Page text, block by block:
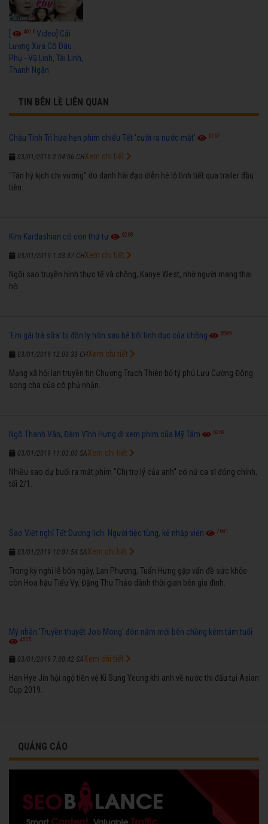
[ 4016Video] Cải
Lương Xưa Cô Dâu
Phụ - Vũ Linh, Tài Linh,
Thanh Ngân
TIN BÊN LỀ LIÊN QUAN
Châu Tinh Trì hứa hẹn phim chiếu Tết 'cười ra nước mắt' 6767
03/01/2019 2:04:06 CH
"Tân hỷ kịch chi vương" do danh hài đạo diễn hé lộ tình tiết qua trailer đầu
tiên.
Xem chi tiết
Kim Kardashian có con thứ tư 6268
03/01/2019 1:03:37 CH
Ngôi sao truyền hình thực tế và chồng, Kanye West, nhờ người mang thai
hộ.
Xem chi tiết
'Em gái trà sữa' bị đồn ly hôn sau bê bối tình dục của chồng 6589
03/01/2019 12:03:33 CH
Mạng xã hội lan truyền tin Chương Trạch Thiên bỏ tỷ phú Lưu Cường Đông
song cha của cô phủ nhận.
Xem chi tiết
Ngô Thanh Vân, Đàm Vĩnh Hưng đi xem phim của Mỹ Tâm 6269
03/01/2019 11:03:00 SA
Nhiều sao dự buổi ra mắt phim "Chị trợ lý của anh" có nữ ca sĩ đóng chính,
tối 2/1.
Xem chi tiết
Sao Việt nghỉ Tết Dương lịch: Người tiệc tùng, kẻ nhập viện 7681
03/01/2019 10:01:54 SA
Trong kỳ nghỉ lễ bốn ngày, Lan Phương, Tuấn Hưng gặp vấn đề sức khỏe
còn Hoa hậu Tiểu Vy, Đặng Thu Thảo dành thời gian bên gia đình.
Xem chi tiết
Mỹ nhân 'Truyền thuyết Joo Mong' đón năm mới bên chồng kém tám tuổi
4505
03/01/2019 7:00:42 SA
Han Hye Jin hội ngộ tiền vệ Ki Sung Yeung khi anh về nước thi đấu tại Asian
Cup 2019.
Xem chi tiết
QUẢNG CÁO